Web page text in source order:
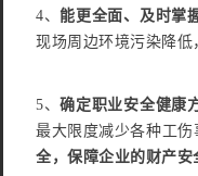
4、能更全面、及时掌
现场周边环境污染降低
5、确定职业安全健康
最大限度减少各种工
全 ，保障企业的财产安